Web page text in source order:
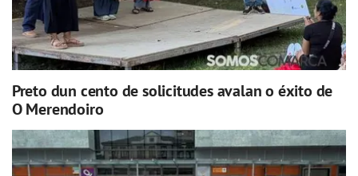
Preto dun cento de solicitudes avalan o éxito de
O Merendoiro